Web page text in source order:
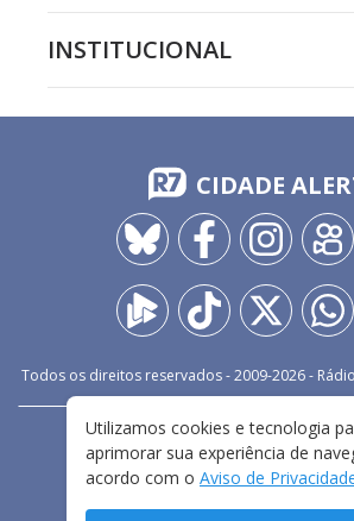
INSTITUCIONAL
CIDADE
Todos os direitos reservados - 2009-2026-
FALE CONOSCO
TERMOS E CONDIÇÕES DE
Utilizamos cookies e tecnologia
aprimorar sua experiência de
acordo com o Aviso de